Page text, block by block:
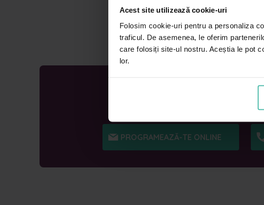
Acest site utilizează cookie-uri
Folosim cookie-uri pentru a personaliza
traficul. De asemenea, le oferim
care folosiți site-ul nostru. Aceștia le pot
lor.
Cere o programare in
PROGRAMEAZĂ-TE ONLINE